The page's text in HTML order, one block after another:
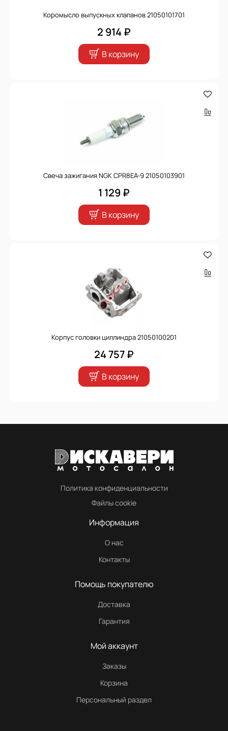
Коромысло выпускных клапанов 21050101701
2 914 ₽
В корзину
Свеча зажигания NGK CPR8EA-9 21050103901
1 129 ₽
В корзину
Корпус головки циллиндра 21050100201
24 757 ₽
В корзину
Политика конфиденциальности
Файлы cookie
Информация
О нас
Контакты
Помощь покупателю
Доставка
Гарантия
Мой аккаунт
Заказы
Корзина
Персональный раздел